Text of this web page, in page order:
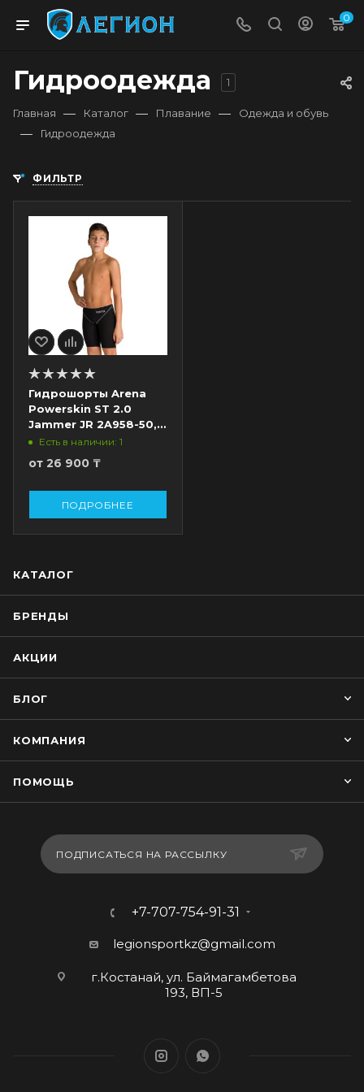
0
Гидроодежда 1
Главная — Каталог — Плавание — Одежда и обувь
— Гидроодежда
ФИЛЬТР
Гидрошорты Arena
Powerskin ST 2.0
Jammer JR 2A958-50,
черный
Есть в наличии: 1
от 26 900 ₸
ПОДРОБНЕЕ
КАТАЛОГ
БРЕНДЫ
АКЦИИ
БЛОГ
КОМПАНИЯ
ПОМОЩЬ
ПОДПИСАТЬСЯ НА РАССЫЛКУ
+7-707-754-91-31
legionsportkz@gmail.com
г.Костанай, ул. Баймагамбетова
193, ВП-5